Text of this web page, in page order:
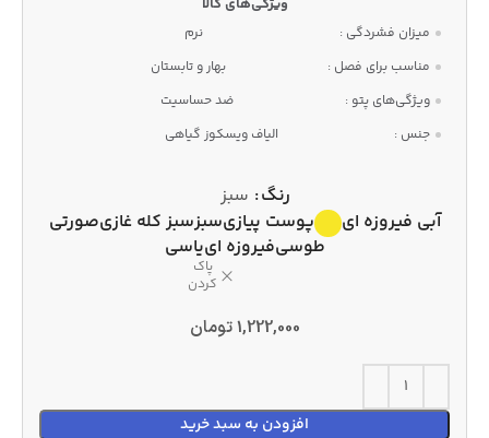
میزان فشردگی :
نرم
مناسب برای فصل :
بهار و تابستان
ویژگی‌های پتو :
ضد حساسیت
جنس :
الیاف ویسکوز گیاهی
رنگ سبز
آبی فیروزه ای
پوست پیازیسبزسبز کله غازیصورتی
طوسیفیروزه اییاسی
پاک
کردن
1,222,000تومان
افزودن به سبد خرید